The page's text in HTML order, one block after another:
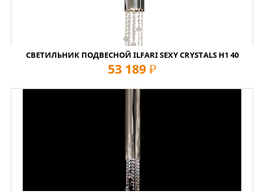
СВЕТИЛЬНИК ПОДВЕСНОЙ ILFARI SEXY CRYSTALS H1 40
53 189 руб